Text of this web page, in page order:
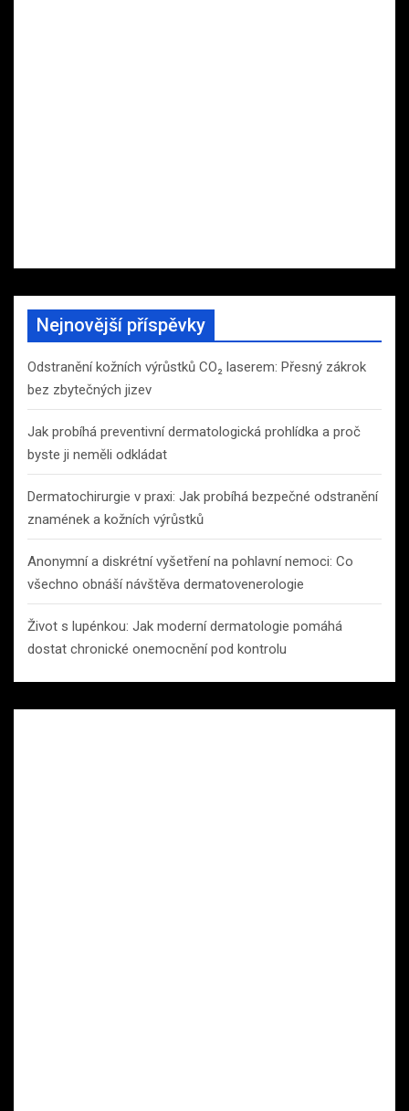
Nejnovější příspěvky
Odstranění kožních výrůstků CO₂ laserem: Přesný zákrok
bez zbytečných jizev
Jak probíhá preventivní dermatologická prohlídka a proč
byste ji neměli odkládat
Dermatochirurgie v praxi: Jak probíhá bezpečné odstranění
znamének a kožních výrůstků
Anonymní a diskrétní vyšetření na pohlavní nemoci: Co
všechno obnáší návštěva dermatovenerologie
Život s lupénkou: Jak moderní dermatologie pomáhá
dostat chronické onemocnění pod kontrolu